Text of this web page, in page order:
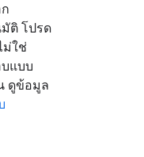
ติ โปรด
ม่ใช่
แบบ
ดูข้อมูล